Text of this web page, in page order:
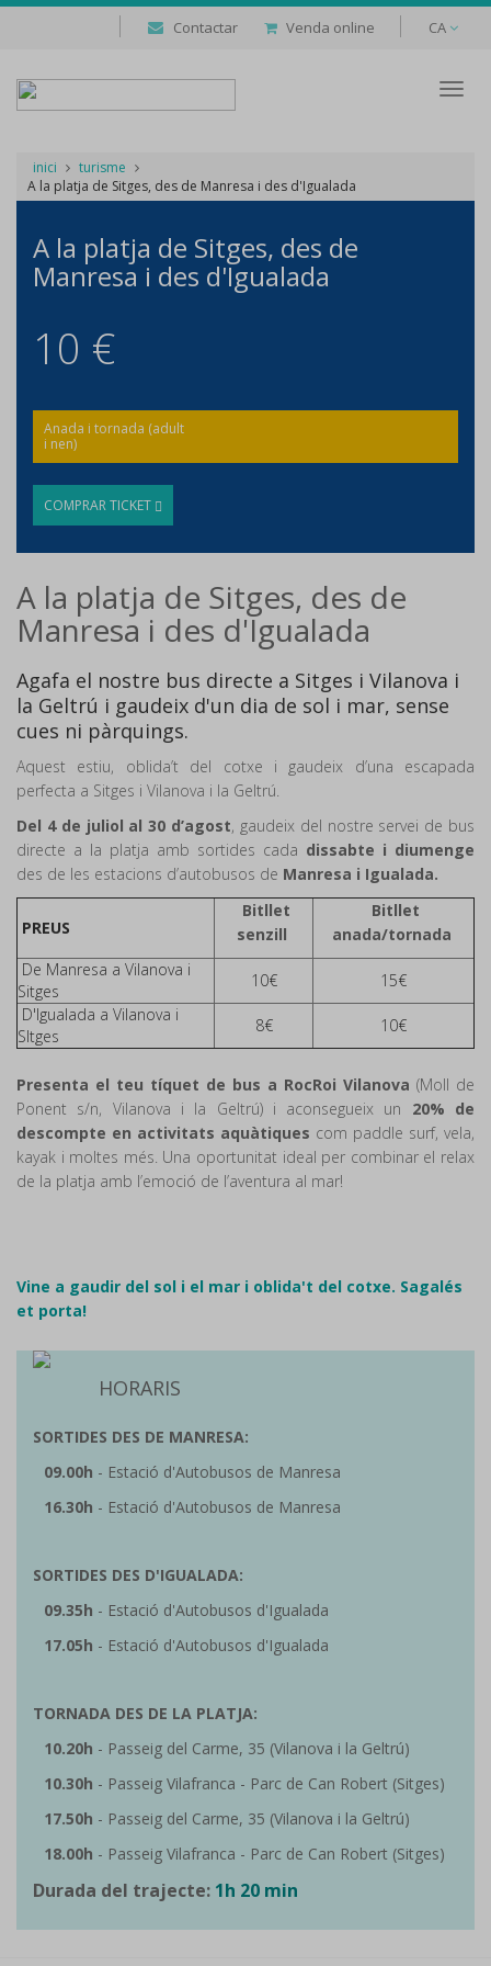
Contactar Venda online CA
inici
turisme
A la platja de Sitges, des de Manresa i des d'Igualada
A la platja de Sitges, des de
Manresa i des d'Igualada
10 €
Anada i tornada (adult
i nen)
COMPRAR TICKET
A la platja de Sitges, des de
Manresa i des d'Igualada
Agafa el nostre bus directe a Sitges i Vilanova i
la Geltrú i gaudeix d'un dia de sol i mar, sense
cues ni pàrquings.
Aquest estiu, oblida’t del cotxe i gaudeix d’una escapada
perfecta a Sitges i Vilanova i la Geltrú.
Del 4 de juliol al 30 d’agost, gaudeix del nostre servei de bus
directe a la platja amb sortides cada dissabte i diumenge
des de les estacions d’autobusos de Manresa i Igualada.
PREUS
Bitllet
senzill
Bitllet
anada/tornada
De Manresa a Vilanova i
Sitges
10€
15€
D'Igualada a Vilanova i
SItges
8€ 10€
Presenta el teu tíquet de bus a RocRoi Vilanova (Moll de
Ponent s/n, Vilanova i la Geltrú) i aconsegueix un 20% de
descompte en activitats aquàtiques com paddle surf, vela,
kayak i moltes més. Una oportunitat ideal per combinar el relax
de la platja amb l’emoció de l’aventura al mar!
Vine a gaudir del sol i el mar i oblida't del cotxe. Sagalés
et porta!
HORARIS
SORTIDES DES DE MANRESA:
09.00h - Estació d'Autobusos de Manresa
16.30h - Estació d'Autobusos de Manresa
SORTIDES DES D'IGUALADA:
09.35h - Estació d'Autobusos d'Igualada
17.05h - Estació d'Autobusos d'Igualada
TORNADA DES DE LA PLATJA:
10.20h - Passeig del Carme, 35 (Vilanova i la Geltrú)
10.30h - Passeig Vilafranca - Parc de Can Robert (Sitges)
17.50h - Passeig del Carme, 35 (Vilanova i la Geltrú)
18.00h - Passeig Vilafranca - Parc de Can Robert (Sitges)
Durada del trajecte: 1h 20 min